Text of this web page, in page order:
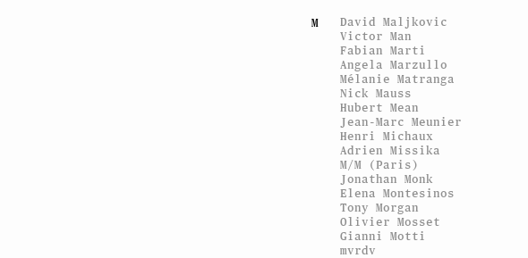
M
David Maljkovic
Victor Man
Fabian Marti
Angela Marzullo
Mélanie Matranga
Nick Mauss
Hubert Mean
Jean-Marc Meunier
Henri Michaux
Adrien Missika
M/M (Paris)
Jonathan Monk
Elena Montesinos
Tony Morgan
Olivier Mosset
Gianni Motti
mvrdv